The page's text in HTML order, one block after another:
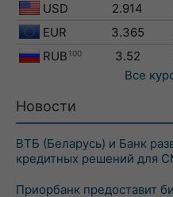
USD 2.914
EUR
3.365
RUB 100 3.52
Все
Новости
ВТБ (Беларусь) и Банк
кредитных решений для
Приорбанк предоставит